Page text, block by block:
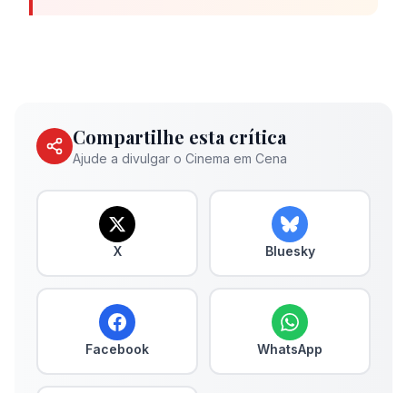
Compartilhe esta crítica
Ajude a divulgar o Cinema em Cena
X Bluesky
Facebook WhatsApp